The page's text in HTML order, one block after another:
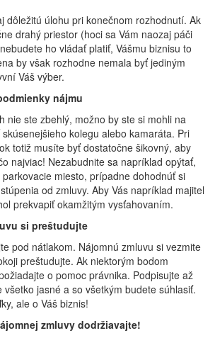
dôležitú úlohu pri konečnom rozhodnutí. Ak
drahý priestor (hoci sa Vám naozaj páči
ho vládať platiť, Vášmu biznisu to
by však rozhodne nemala byť jediným
Váš výber.
nájmu
nie ste zbehlý, možno by ste si mohli na
kolegu alebo kamaráta. Pri
totiž musíte byť dostatočne šikovný, aby
najviac! Nezabudnite sa napríklad opýtať,
miesto, prípadne dohodnúť si
od zmluvy. Aby Vás napríklad majiteľ
prekvapiť okamžitým vysťahovaním.
si preštudujte
pod nátlakom. Nájomnú zmluvu si vezmite
preštudujte. Ak niektorým bodom
o pomoc právnika. Podpisujte až
všetko jasné a so všetkým budete súhlasiť.
ale o Váš biznis!
zmluvy dodržiavajte!